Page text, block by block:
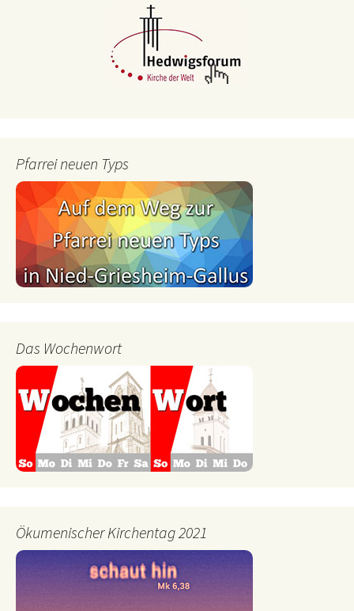
Pfarrei neuen Typs
Das Wochenwort
Ökumenischer Kirchentag 2021